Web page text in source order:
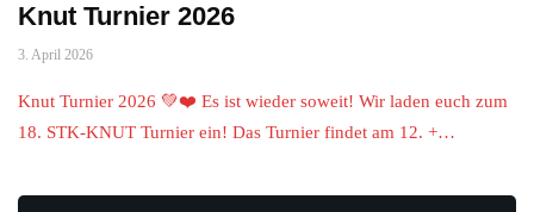
Knut Turnier 2026
3. April 2026
Knut Turnier 2026 💚❤️ Es ist wieder soweit! Wir laden euch zum
18. STK-KNUT Turnier ein! Das Turnier findet am 12. +…